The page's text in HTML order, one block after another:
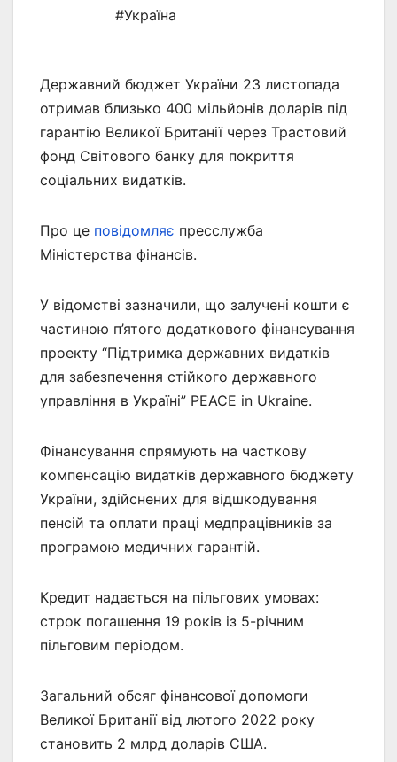
#Україна
Державний бюджет України 23 листопада
отримав близько 400 мільйонів доларів під
гарантію Великої Британії через Трастовий
фонд Світового банку для покриття
соціальних видатків.
Про це повідомляє пресслужба
Міністерства фінансів.
У відомстві зазначили, що залучені кошти є
частиною п’ятого додаткового фінансування
проекту “Підтримка державних видатків
для забезпечення стійкого державного
управління в Україні” PEACE in Ukraine.
Фінансування спрямують на часткову
компенсацію видатків державного бюджету
України, здійснених для відшкодування
пенсій та оплати праці медпрацівників за
програмою медичних гарантій.
Кредит надається на пільгових умовах:
строк погашення 19 років із 5-річним
пільговим періодом.
Загальний обсяг фінансової допомоги
Великої Британії від лютого 2022 року
становить 2 млрд доларів США.